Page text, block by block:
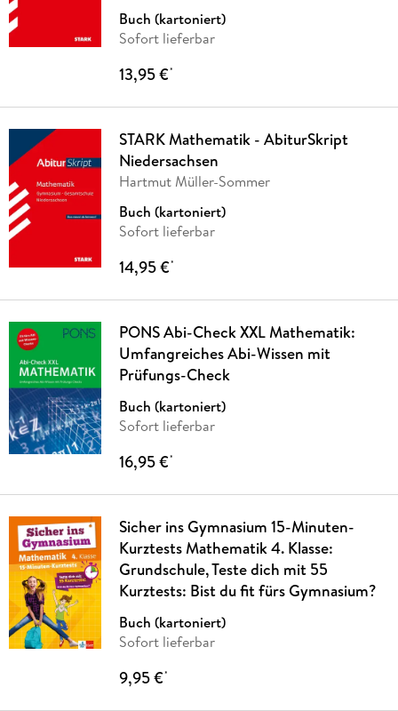
Buch (kartoniert)
Sofort lieferbar
13,95 €*
STARK Mathematik - AbiturSkript
Niedersachsen
Hartmut Müller-Sommer
Buch (kartoniert)
Sofort lieferbar
14,95 €*
PONS Abi-Check XXL Mathematik:
Umfangreiches Abi-Wissen mit
Prüfungs-Check
Buch (kartoniert)
Sofort lieferbar
16,95 €*
Sicher ins Gymnasium 15-Minuten-
Kurztests Mathematik 4. Klasse:
Grundschule, Teste dich mit 55
Kurztests: Bist du fit fürs Gymnasium?
Buch (kartoniert)
Sofort lieferbar
9,95 €*